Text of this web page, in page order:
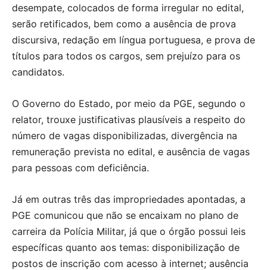
desempate, colocados de forma irregular no edital,
serão retificados, bem como a ausência de prova
discursiva, redação em língua portuguesa, e prova de
títulos para todos os cargos, sem prejuízo para os
candidatos.
O Governo do Estado, por meio da PGE, segundo o
relator, trouxe justificativas plausíveis a respeito do
número de vagas disponibilizadas, divergência na
remuneração prevista no edital, e ausência de vagas
para pessoas com deficiência.
Já em outras três das impropriedades apontadas, a
PGE comunicou que não se encaixam no plano de
carreira da Polícia Militar, já que o órgão possui leis
específicas quanto aos temas: disponibilização de
postos de inscrição com acesso à internet; ausência